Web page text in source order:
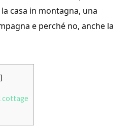
casa in montagna, una
e perché no, anche la
]
cottage